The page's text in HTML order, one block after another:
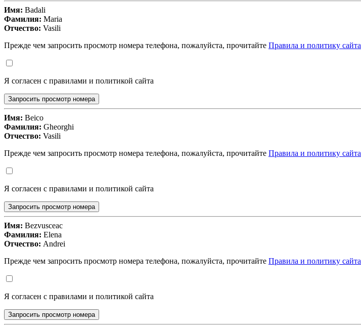
Имя: Badali
Фамилия: Maria
Отчество: Vasili
Прежде чем запросить просмотр номера телефона, пожалуйста, прочитайте Правила и политику сайта
Я согласен с правилами и политикой сайта
Запросить просмотр номера
Имя: Beico
Фамилия: Gheorghi
Отчество: Vasili
Прежде чем запросить просмотр номера телефона, пожалуйста, прочитайте Правила и политику сайта
Я согласен с правилами и политикой сайта
Запросить просмотр номера
Имя: Bezvusceac
Фамилия: Elena
Отчество: Andrei
Прежде чем запросить просмотр номера телефона, пожалуйста, прочитайте Правила и политику сайта
Я согласен с правилами и политикой сайта
Запросить просмотр номера